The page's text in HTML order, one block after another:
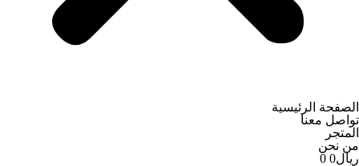
الصفحة الرئيسية
تواصل معنا
المتجر
من نحن
ریال0
0